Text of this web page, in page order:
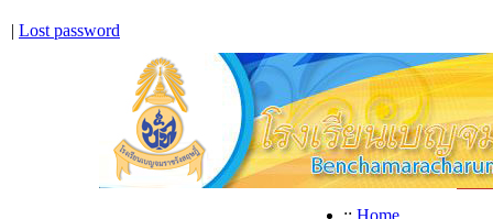
| Lost password
:: Home